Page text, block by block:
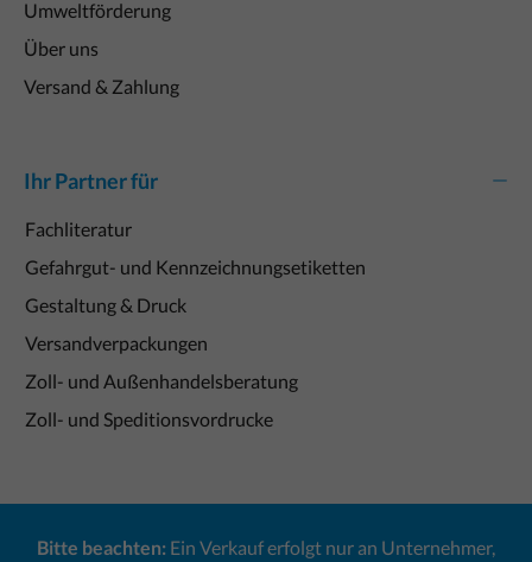
Umweltförderung
Über uns
Versand & Zahlung
Ihr Partner für
Fachliteratur
Gefahrgut- und Kennzeichnungsetiketten
Gestaltung & Druck
Versandverpackungen
Zoll- und Außenhandelsberatung
Zoll- und Speditionsvordrucke
Bitte beachten: Ein Verkauf erfolgt nur an Unternehmer,